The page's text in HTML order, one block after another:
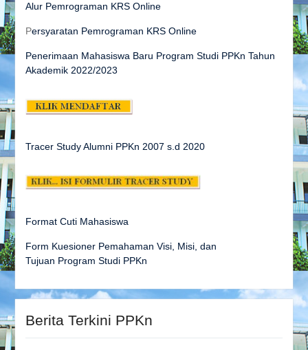
Alur Pemrograman KRS Online
Persyaratan Pemrograman KRS Online
Penerimaan Mahasiswa Baru Program Studi PPKn Tahun
Akademik 2022/2023
Tracer Study Alumni PPKn 2007 s.d 2020
Format Cuti Mahasiswa
Form Kuesioner Pemahaman Visi, Misi, dan
Tujuan Program Studi PPKn
Berita Terkini PPKn